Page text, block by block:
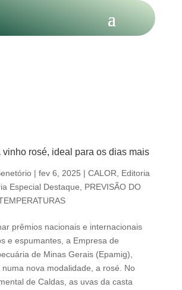
vinho rosé, ideal para os dias mais
| fev 6, 2025 | CALOR
Editoria
Especial Destaque
PREVISÃO DO
prêmios nacionais e internacionais
e espumantes, a Empresa de
de Minas Gerais (Epamig),
nova modalidade, a rosé. No
de Caldas, as uvas da casta